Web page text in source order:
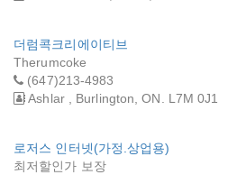
더럼콕크리에이티브
Therumcoke
(647)213-4983
Ashlar , Burlington, ON. L7M 0J1
로저스 인터넷(가정.상업용)
최저할인가 보장